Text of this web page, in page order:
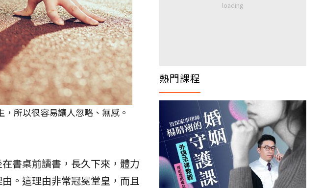
所以很容易讓人忽略、無感。
書桌前讀書，長久下來，體力
。這理由非常冠冕堂皇，而且
熱門課程